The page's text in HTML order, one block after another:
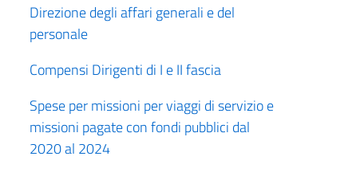
Direzione degli affari generali e del
personale
Compensi Dirigenti di I e II fascia
Spese per missioni per viaggi di servizio e
missioni pagate con fondi pubblici dal
2020 al 2024